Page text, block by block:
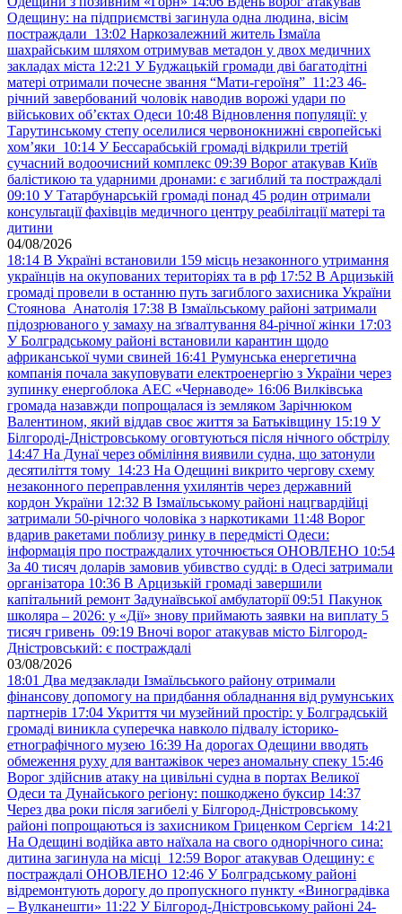
Одещину: на підприємстві загинула одна людина, вісім
постраждали 13:02 Наркозалежний житель Ізмаїла
шахрайським шляхом отримував метадон у двох медичних
закладах міста 12:21 У Буджацькій громади дві багатодітні
матері отримали почесне звання “Мати-героїня” 11:23 46-
річний завербований чоловік наводив ворожі удари по
військових обʼєктах Одеси 10:48 Відновлення популяції: у
Тарутинському степу оселилися червонокнижні європейські
хом’яки 10:14 У Бессарабській громаді відкрили третій
сучасний водоочисний комплекс 09:39 Ворог атакував Київ
балістикою та ударними дронами: є загиблий та постраждалі
09:10 У Татарбунарській громаді понад 45 родин отримали
консультації фахівців медичного центру реабілітації матері та
дитини
04/08/2026
18:14 В Україні встановили 159 місць незаконного утримання
українців на окупованих територіях та в рф 17:52 В Арцизькій
громаді провели в останню путь загиблого захисника України
Стоянова Анатолія 17:38 В Ізмаїльському районі затримали
підозрюваного у замаху на зґвалтування 84-річної жінки 17:03
У Болградському районі встановили карантин щодо
африканської чуми свиней 16:41 Румунська енергетична
компанія почала закуповувати електроенергію з України через
зупинку енергоблока АЕС «Чернаводе» 16:06 Вилківська
громада назавжди попрощалася із земляком Зарічнюком
Валентином, який віддав своє життя за Батьківщину 15:19 У
Білгороді-Дністровському оговтуються після нічного обстрілу
14:47 На Дунаї через обміління виявили судна, що затонули
десятиліття тому 14:23 На Одещині викрито чергову схему
незаконного переправлення ухилянтів через державний
кордон України 12:32 В Ізмаїльському районі нацгвардійці
затримали 50-річного чоловіка з наркотиками 11:48 Ворог
вдарив ракетами поблизу ринку в передмісті Одеси:
інформація про постраждалих уточнюється ОНОВЛЕНО 10:54
За 40 тисяч доларів замовив убивство судді: в Одесі затримали
організатора 10:36 В Арцизькій громаді завершили
капітальний ремонт Задунаївської амбулаторії 09:51 Пакунок
школяра – 2026: у «Дії» знову приймають заявки на виплату 5
тисяч гривень 09:19 Вночі ворог атакував місто Білгород-
Дністровський: є постраждалі
03/08/2026
18:01 Два медзаклади Ізмаїльського району отримали
фінансову допомогу на придбання обладнання від румунських
партнерів 17:04 Укриття чи музейний простір: у Болградській
громаді виникла суперечка навколо підвалу історико-
етнографічного музею 16:39 На дорогах Одещини вводять
обмеження руху для вантажівок через аномальну спеку 15:46
Ворог здійснив атаку на цивільні судна в портах Великої
Одеси та Дунайського регіону: пошкоджено буксир 14:37
Через два роки після загибелі у Білгород-Дністровському
районі попрощаються із захисником Гриценком Сергієм 14:21
На Одещині водійка авто наїхала на свого однорічного сина:
дитина загинула на місці 12:59 Ворог атакував Одещину: є
постраждалі ОНОВЛЕНО 12:46 У Болградському районі
відремонтують дорогу до пропускного пункту «Виноградівка
– Вулканешти» 11:22 У Білгород-Дністровському районі 24-